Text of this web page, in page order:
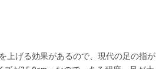
上げる効果があるので、現代の足の指が